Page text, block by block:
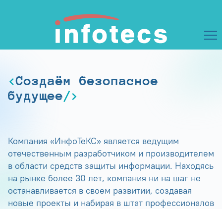
Создаём безопасное
будущее
Компания «ИнфоТеКС» является ведущим
отечественным разработчиком и производителем
в области средств защиты информации. Находясь
на рынке более 30 лет, компания ни на шаг не
останавливается в своем развитии, создавая
новые проекты и набирая в штат профессионалов